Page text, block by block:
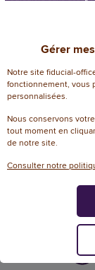
Confiance et
Gérer
Notre site fiducial-
fonctionnement, vous
personnalisées.
Nous conservons
tout moment en
de notre site.
Consulter notre